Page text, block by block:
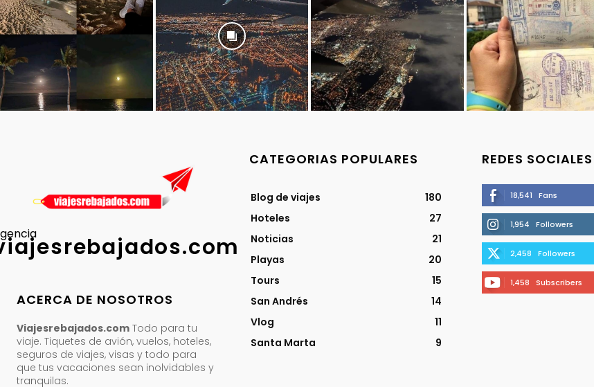
ACERCA DE NOSOTROS
Viajesrebajados.com Todo para tu
viaje. Tiquetes de avión, vuelos, hoteles,
seguros de viajes, visas y todo para
que tus vacaciones sean inolvidables y
tranquilas.
CATEGORIAS POPULARES
Blog de viajes
180
Hoteles
27
Noticias
21
Playas
20
Tours
15
San Andrés
14
Vlog
11
Santa Marta
9
REDES SOCIALES
18,541 Fans
1,954 Followers
2,458 Followers
1,458 Subscribers